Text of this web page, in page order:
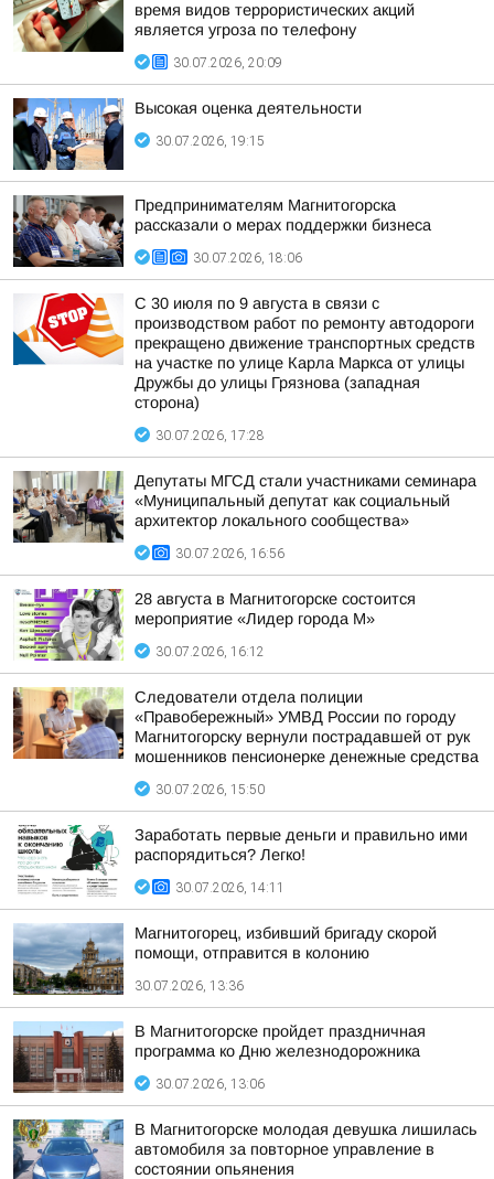
время видов террористических акций
является угроза по телефону
30.07.2026, 20:09
Высокая оценка деятельности
30.07.2026, 19:15
Предпринимателям Магнитогорска
рассказали о мерах поддержки бизнеса
30.07.2026, 18:06
С 30 июля по 9 августа в связи с
производством работ по ремонту автодороги
прекращено движение транспортных средств
на участке по улице Карла Маркса от улицы
Дружбы до улицы Грязнова (западная
сторона)
30.07.2026, 17:28
Депутаты МГСД стали участниками семинара
«Муниципальный депутат как социальный
архитектор локального сообщества»
30.07.2026, 16:56
28 августа в Магнитогорске состоится
мероприятие «Лидер города М»
30.07.2026, 16:12
Следователи отдела полиции
«Правобережный» УМВД России по городу
Магнитогорску вернули пострадавшей от рук
мошенников пенсионерке денежные средства
30.07.2026, 15:50
Заработать первые деньги и правильно ими
распорядиться? Легко!
30.07.2026, 14:11
Магнитогорец, избивший бригаду скорой
помощи, отправится в колонию
30.07.2026, 13:36
В Магнитогорске пройдет праздничная
программа ко Дню железнодорожника
30.07.2026, 13:06
В Магнитогорске молодая девушка лишилась
автомобиля за повторное управление в
состоянии опьянения